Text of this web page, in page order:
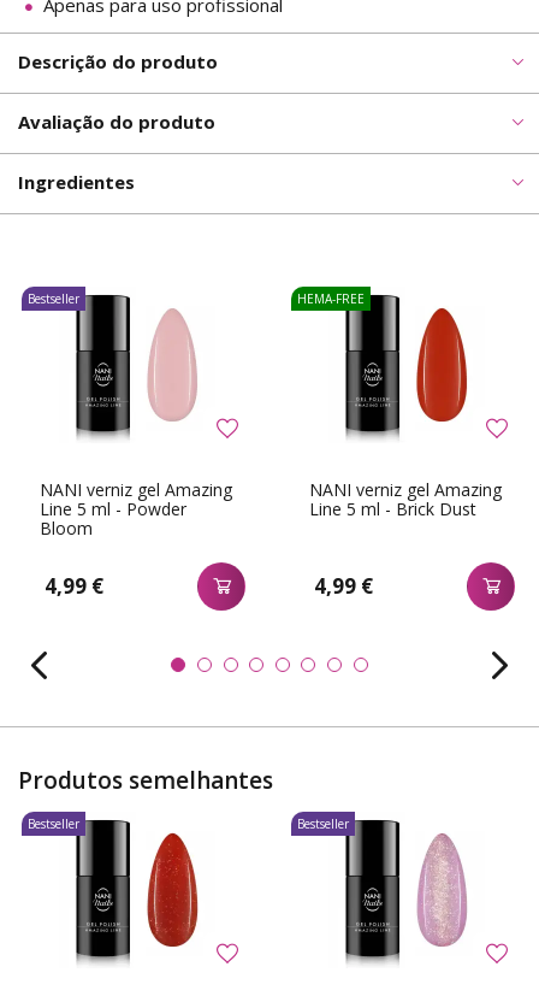
Descrição do produto
Avaliação do produto
Ingredientes
NANI verniz gel Amazing
Line 5 ml - Powder
Bloom
4,99 €
Bestseller
NANI verniz gel Amazing
Line 5 ml - Brick Dust
4,99 €
HEMA-FREE
Produtos semelhantes
Bestseller Bestseller